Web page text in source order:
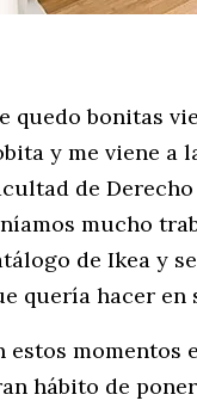
quedo bonitas
y me viene a
de
mucho
de Ikea y
quería hacer en
estos momentos
hábito de